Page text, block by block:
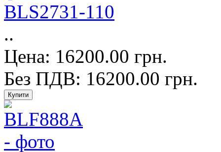
BLS2731-110
..
Цена: 16200.00 грн.
Без ПДВ: 16200.00 грн.